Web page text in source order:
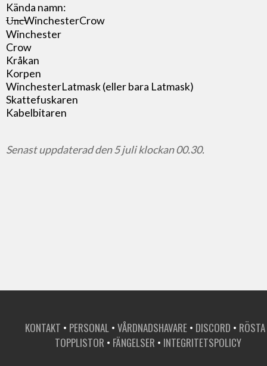
Kända namn:
̶U̶n̶c̶WinchesterCrow
Winchester
Crow
Kråkan
Korpen
WinchesterLatmask (eller bara Latmask)
Skattefuskaren
Kabelbitaren
Senast uppdaterad den 5 juli klockan 00.30.
KONTAKT • PERSONAL • VÅRDNADSHAVARE • DISCORD • RÖSTA
TOPPLISTOR • FÄNGELSER • INTEGRITETSPOLICY